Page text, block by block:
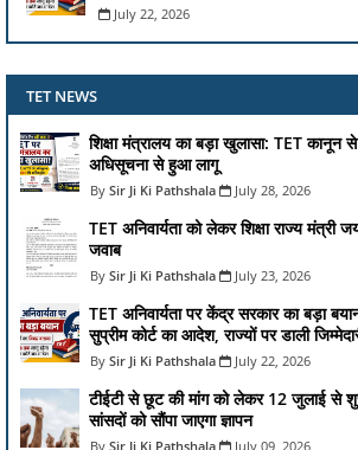
July 22, 2026
TET NEWS
शिक्षा मंत्रालय का बड़ा खुलासा: TET कानून
अधिसूचना से हुआ लागू
Sir Ji Ki Pathshala July 28, 2026
TET अनिवार्यता को लेकर शिक्षा राज्य मंत्री
जवाब
Sir Ji Ki Pathshala July 23, 2026
TET अनिवार्यता पर केंद्र सरकार का बड़ा
सुप्रीम कोर्ट का आदेश, राज्यों पर डाली
Sir Ji Ki Pathshala July 22, 2026
टीईटी से छूट की मांग को लेकर 12 जुलाई से
सांसदों को सौंपा जाएगा ज्ञापन
Sir Ji Ki Pathshala July 09, 2026